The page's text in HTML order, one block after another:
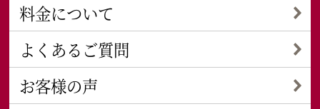
料金について
よくあるご質問
お客様の声